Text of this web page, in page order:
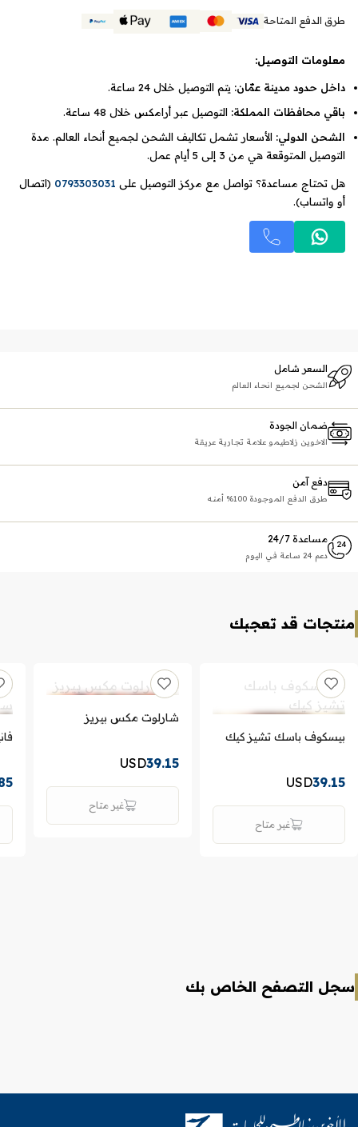
طرق الدفع المتاحة
معلومات التوصيل:
داخل حدود مدينة عمّان: يتم التوصيل خلال 24 ساعة.
باقي محافظات المملكة: التوصيل عبر أرامكس خلال 48 ساعة.
الشحن الدولي: الأسعار تشمل تكاليف الشحن لجميع أنحاء العالم. مدة
التوصيل المتوقعة هي من 3 إلى 5 أيام عمل.
هل تحتاج مساعدة؟ تواصل مع مركز التوصيل على 0793303031 (اتصال
أو واتساب).
السعر شامل
الشحن لجميع انحاء العالم
ضمان الجودة
الاخوين زلاطيمو علامة تجارية عريقة
دفع آمن
طرق الدفع الموجودة 100% أمنه
مساعدة 24/7
دعم 24 ساعة في اليوم
منتجات قد تعجبك
بيسكوف باسك تشيز كيك
39.15
USD
غير متاح
شارلوت مكس بيريز
39.15
USD
غير متاح
سجل التصفح الخاص بك